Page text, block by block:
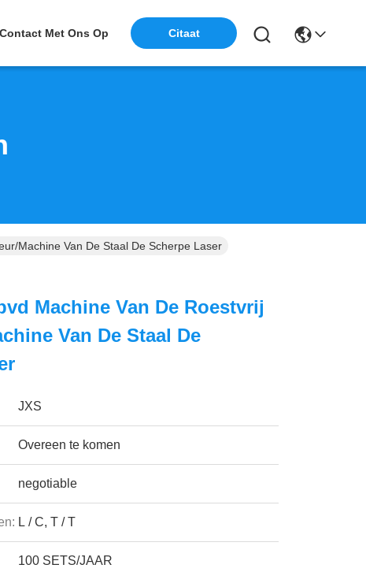
Met Ons Op Citaat
Machine Van De Staal De Scherpe Laser
Machine Van De Roestvrij
Van De Staal De
JXS
Overeen te komen
negotiable
L / C, T / T
100 SETS/JAAR